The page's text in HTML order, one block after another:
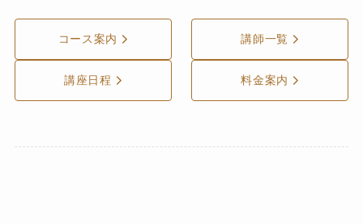
コース案内 講師一覧
講座日程 料金案内